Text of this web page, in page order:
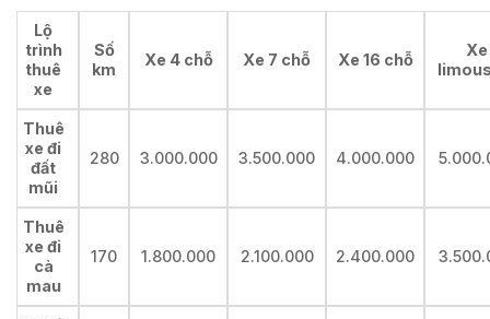
Lộ
trình
thuê
xe
Số
km
Xe 4 chỗ Xe 7 chỗ Xe 16 chỗ
Xe
Thuê
xe đi
đất
mũi
280 3.000.000 3.500.000 4.000.000
Thuê
xe đi
cà
mau
170 1.800.000 2.100.000 2.400.000